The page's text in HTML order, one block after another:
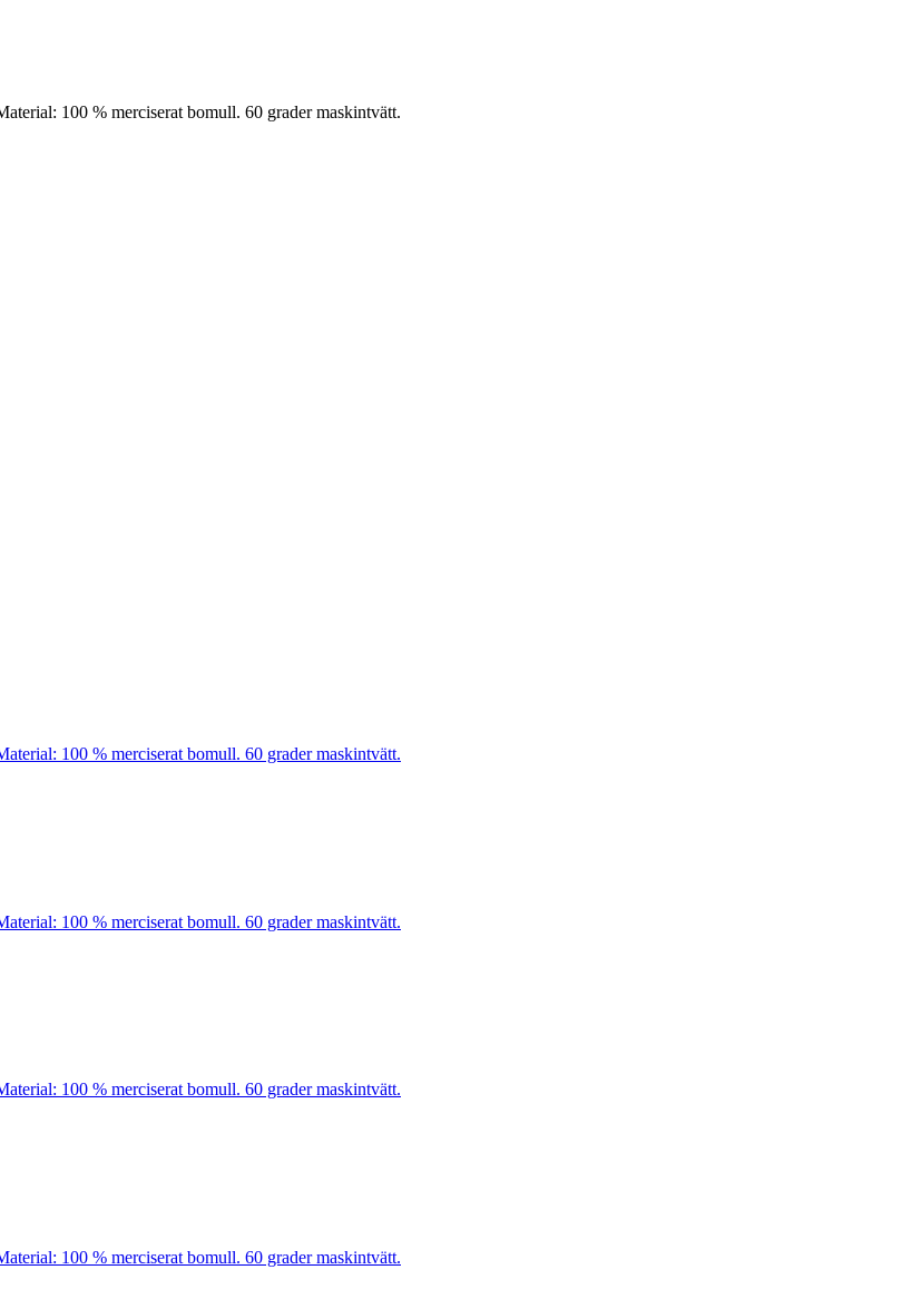
100 % merciserat bomull. 60 grader maskintvätt.
100 % merciserat bomull. 60 grader maskintvätt.
100 % merciserat bomull. 60 grader maskintvätt.
100 % merciserat bomull. 60 grader maskintvätt.
100 % merciserat bomull. 60 grader maskintvätt.